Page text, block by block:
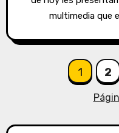
multimedia que
Paginación
entradas
1 2